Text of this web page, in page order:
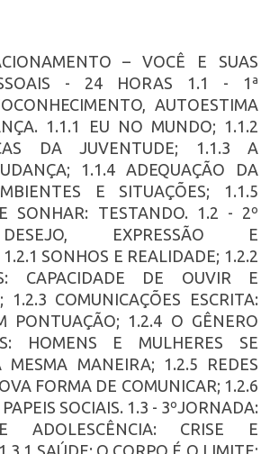
– VOCÊ E SUAS
- 24 HORAS 1.1 - 1ª
AUTOESTIMA
1.1.1 EU NO MUNDO; 1.1.2
DA JUVENTUDE; 1.1.3 A
1.1.4 ADEQUAÇÃO DA
E SITUAÇÕES; 1.1.5
SONHAR: TESTANDO. 1.2 - 2º
EXPRESSÃO E
SONHOS E REALIDADE; 1.2.2
CAPACIDADE DE OUVIR E
1.2.3 COMUNICAÇÕES ESCRITA:
PONTUAÇÃO; 1.2.4 O GÊNERO
HOMENS E MULHERES SE
MESMA MANEIRA; 1.2.5 REDES
FORMA DE COMUNICAR; 1.2.6
SOCIAIS. 1.3 - 3ºJORNADA:
ADOLESCÊNCIA: CRISE E
SAÚDE: O CORPO É O LIMITE;